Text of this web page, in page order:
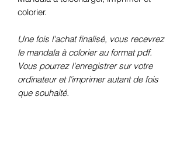
colorier.
Une fois l'achat finalisé, vous recevrez
le mandala à colorier au format pdf.
Vous pourrez l'enregistrer sur votre
ordinateur et l'imprimer autant de fois
que souhaité.